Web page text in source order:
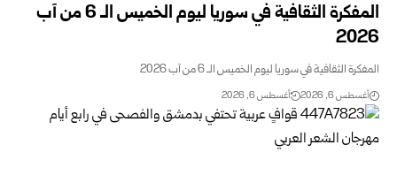
المفكرة الثقافية في سوريا ليوم الخميس الـ 6 من آب
2026
المفكرة الثقافية في سوريا ليوم الخميس الـ 6 من آب 2026
أغسطس 6, 2026 أغسطس 6, 2026